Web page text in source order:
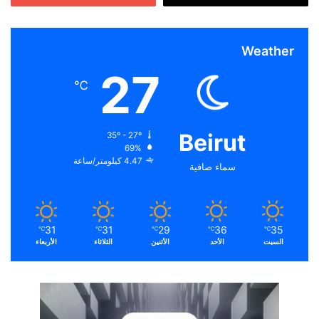
Weather
Beirut
سماء صافية
27
℃
69%
4.47 كيلومتر/ساعة
35
℃
السبت
36
℃
الأحد
29
℃
الأثنين
31
℃
الثلاثاء
31
℃
الأربعاء